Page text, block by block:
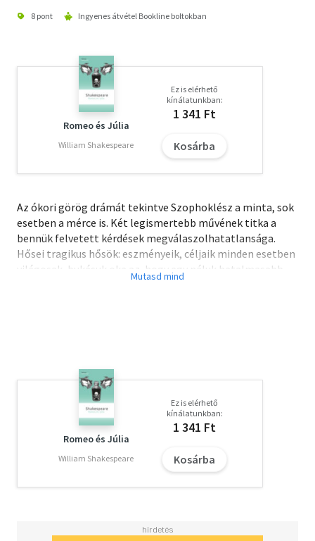
8 pont Ingyenes átvétel Bookline boltokban
Romeo és Júlia
William Shakespeare
Ez is elérhető
kínálatunkban:
1 341 Ft
Kosárba
Az ókori görög drámát tekintve Szophoklész a minta, sok
esetben a mérce is. Két legismertebb művének titka a
bennük felvetett kérdések megválaszolhatatlansága.
Hősei tragikus hősök: eszményeik, céljaik minden esetben
világosak, bukásuk oka az, hogy egy náluk hatalmasabb
erő (a király vagy a Sors) velük ellenkező célra törekszik.
Romeo és Júlia
William Shakespeare
Ez is elérhető
kínálatunkban:
1 341 Ft
Kosárba